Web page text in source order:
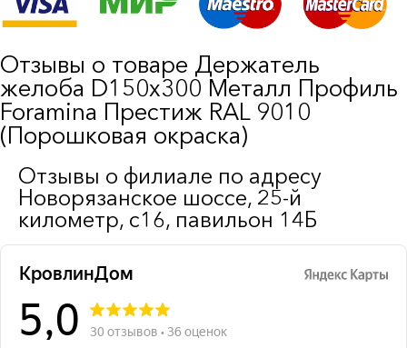
Отзывы о товаре Держатель
желоба D150х300 Металл Профиль
Foramina Престиж RAL 9010
(Порошковая окраска)
Отзывы о филиале по адресу
Новорязанское шоссе, 25-й
километр, с16, павильон 14Б